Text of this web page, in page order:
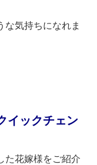
な気持ちになれま
イックチェン
た花嫁様をご紹介